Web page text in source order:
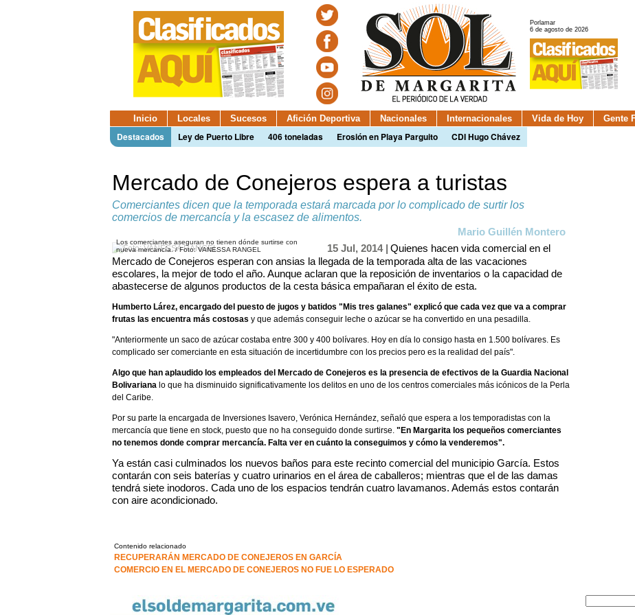
Porlamar
6 de agosto de 2026
Inicio Locales Sucesos Afición Deportiva Nacionales Internacionales Vida de Hoy Gente
Destacados Ley de Puerto Libre 406 toneladas Erosión en Playa Parguito CDI Hugo Chávez
Mercado de Conejeros espera a turistas
Comerciantes dicen que la temporada estará marcada por lo complicado de surtir los
comercios de mercancía y la escasez de alimentos.
Mario Guillén Montero
Los comerciantes aseguran no tienen dónde surtirse con
nueva mercancía. / Foto: VANESSA RANGEL
15 Jul, 2014 | Quienes hacen vida comercial en el
Mercado de Conejeros esperan con ansias la llegada de la temporada alta de las vacaciones
escolares, la mejor de todo el año. Aunque aclaran que la reposición de inventarios o la capacidad de
abastecerse de algunos productos de la cesta básica empañaran el éxito de esta.
Humberto Lárez, encargado del puesto de jugos y batidos "Mis tres galanes" explicó que cada vez que va a comprar
frutas las encuentra más costosas y que además conseguir leche o azúcar se ha convertido en una pesadilla.
"Anteriormente un saco de azúcar costaba entre 300 y 400 bolívares. Hoy en día lo consigo hasta en 1.500 bolívares. Es
complicado ser comerciante en esta situación de incertidumbre con los precios pero es la realidad del país".
Algo que han aplaudido los empleados del Mercado de Conejeros es la presencia de efectivos de la Guardia Nacional
Bolivariana lo que ha disminuido significativamente los delitos en uno de los centros comerciales más icónicos de la Perla
del Caribe.
Por su parte la encargada de Inversiones Isavero, Verónica Hernández, señaló que espera a los temporadistas con la
mercancía que tiene en stock, puesto que no ha conseguido donde surtirse. "En Margarita los pequeños comerciantes
no tenemos donde comprar mercancía. Falta ver en cuánto la conseguimos y cómo la venderemos".
Ya están casi culminados los nuevos baños para este recinto comercial del municipio García. Estos
contarán con seis baterías y cuatro urinarios en el área de caballeros; mientras que el de las damas
tendrá siete inodoros. Cada uno de los espacios tendrán cuatro lavamanos. Además estos contarán
con aire acondicionado.
Contenido relacionado
RECUPERARÁN MERCADO DE CONEJEROS EN GARCÍA
COMERCIO EN EL MERCADO DE CONEJEROS NO FUE LO ESPERADO